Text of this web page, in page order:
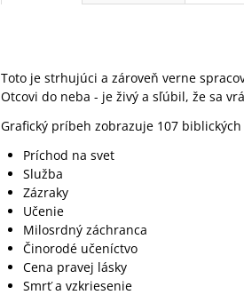
Toto je strhujúci a zároveň verne
Otcovi do neba - je živý a sľúbil, že sa
Grafický príbeh zobrazuje 107
Príchod na svet
Služba
Zázraky
Učenie
Milosrdný záchranca
Činorodé učeníctvo
Cena pravej lásky
Smrť a vzkriesenie